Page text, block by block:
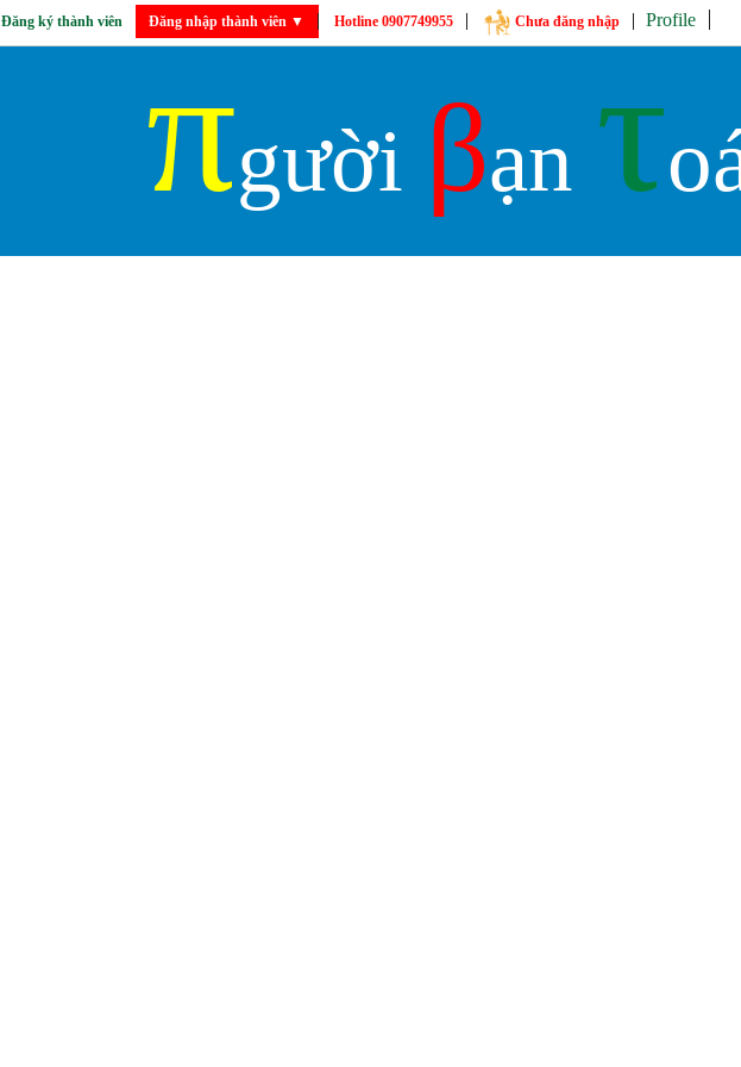
Đăng ký thành viên Đăng nhập thành viên ▼ Hotline 0907749955 Chưa đăng nhập Profile
πgười βạn τ